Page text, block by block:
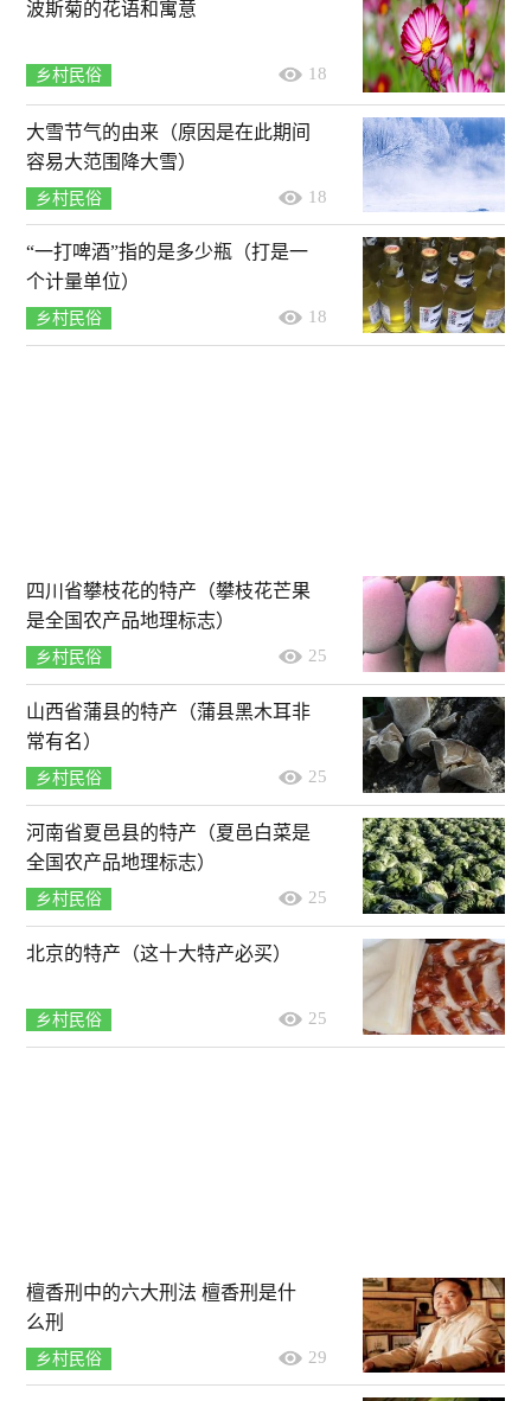
波斯菊的花语和寓意
乡村民俗 18
大雪节气的由来（原因是在此期间
容易大范围降大雪）
乡村民俗 18
“一打啤酒”指的是多少瓶（打是一
个计量单位）
乡村民俗 18
四川省攀枝花的特产（攀枝花芒果
是全国农产品地理标志）
乡村民俗 25
山西省蒲县的特产（蒲县黑木耳非
常有名）
乡村民俗 25
河南省夏邑县的特产（夏邑白菜是
全国农产品地理标志）
乡村民俗 25
北京的特产（这十大特产必买）
乡村民俗 25
檀香刑中的六大刑法 檀香刑是什
么刑
乡村民俗 29